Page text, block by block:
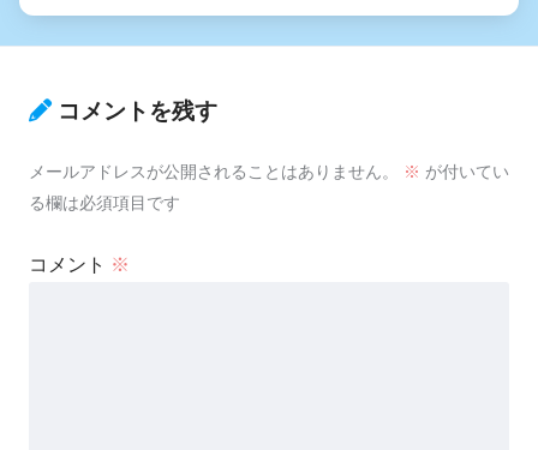
コメントを残す
メールアドレスが公開されることはありません。 ※ が付いてい
る欄は必須項目です
コメント ※